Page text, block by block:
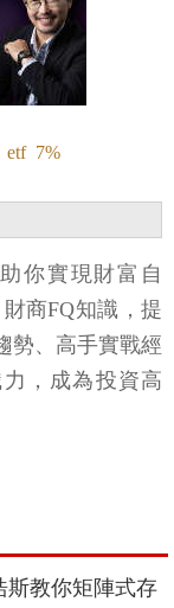
etf 7%
你實現財富自
商FQ知識，提
勢、高手實戰經
，成為投資高
斯教你矩陣式存